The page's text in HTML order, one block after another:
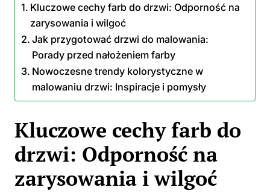
Kluczowe cechy farb do drzwi: Odporność na
zarysowania i wilgoć
Jak przygotować drzwi do malowania:
Porady przed nałożeniem farby
Nowoczesne trendy kolorystyczne w
malowaniu drzwi: Inspiracje i pomysły
Kluczowe cechy farb do
drzwi: Odporność na
zarysowania i wilgoć